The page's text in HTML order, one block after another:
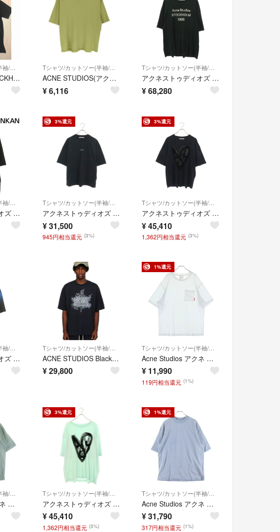
Tシャツ/カットソー(半袖/袖なし)
Acne Studios STOCKHOLM 1996 Tシャツ
Tシャツ/カットソー(半袖/袖なし)
ACNE STUDIOS(アクネストゥディオズ) クルーネック 半袖 Tシャツ
¥6,116
Tシャツ/カットソー(半袖/袖なし)
アクネストゥディオズ FN-UX-TSHI000013 ロゴプリントリラックスフィットヴィンテージ加工Tシャツ メンズ XL
¥68,280
Tシャツ/カットソー(半袖/袖なし)
アクネストゥディオズ FN-UX-TSHI000289 ヴィンテージ加工ロゴプリントポケットTシャツ メンズ XL
3%還元
Tシャツ/カットソー(半袖/袖なし)
アクネストゥディオズ FN-MN-TSHI000353 ロゴスタンププリントTシャツ メンズ XS
¥31,500
945円相当還元 (3%)
3%還元
Tシャツ/カットソー(半袖/袖なし)
アクネストゥディオズ FN-UX-TSHI000140 ハートプリントTシャツ メンズ M
¥45,410
1,362円相当還元 (3%)
Tシャツ/カットソー(半袖/袖なし)
アクネストゥディオズ FN-UX-TSHI000131 グリッタースタンプロゴTシャツ メンズ XXS
Tシャツ/カットソー(半袖/袖なし)
ACNE STUDIOS Black Glow In The Dark Tシャツ ブラック アクネ グラフィック 蓄光
¥29,800
1%還元
Tシャツ/カットソー(半袖/袖なし)
Acne Studios アクネ ストゥディオズ クルーネック オーバーサイズTシャツ カットソー ホワイト FN-MN-TSHI000242BL0214
¥ 11,990
119円相当還元 (1%)
Tシャツ/カットソー(半袖/袖なし)
Acne Studios アクネ ストゥディオズ T-Shirt ロゴプリント 半袖Tシャツ グリーン FN-WN-TSHI000298
3%還元
Tシャツ/カットソー(半袖/袖なし)
アクネストゥディオズ FN-UX-TSHI000140 ハートロゴプリントTシャツ メンズ XXL
¥45,410
1,362円相当還元 (3%)
1%還元
Tシャツ/カットソー(半袖/袖なし)
Acne Studios アクネ ストゥディオズ Rubber T-Shirt フェード加工 ラバーロゴ 半袖Tシャツ ブルー FN-UX-TSHI000018
¥31,790
317円相当還元 (1%)